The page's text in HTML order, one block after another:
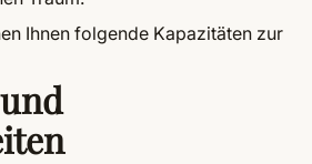
Ihnen folgende Kapazitäten zur